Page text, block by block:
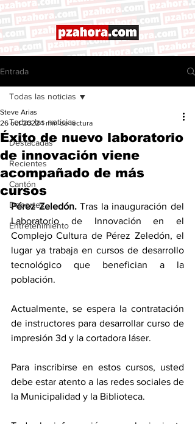
Entrada
Todas las noticias
Destacadas
Recientes
Cantón
Deportes
Entretenimiento
Todas las noticias
Éxito de nuevo laboratorio
de innovación viene
acompañado de más
cursos
Steve Arias
26 oct 2022 1 min de lectura
Pérez Zeledón. Tras la inauguración del
Laboratorio de Innovación en el
Complejo Cultura de Pérez Zeledón, el
lugar ya trabaja en cursos de desarrollo
tecnológico que benefician a la
población.
Actualmente, se espera la contratación
de instructores para desarrollar curso de
impresión 3d y la cortadora láser.
Para inscribirse en estos cursos, usted
debe estar atento a las redes sociales de
la Municipalidad y la Biblioteca.